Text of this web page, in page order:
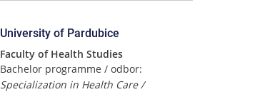
University of Pardubice
Faculty of Health Studies
Bachelor programme / odbor:
Specialization in Health Care /